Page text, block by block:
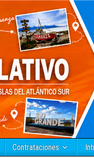
Contrataciones